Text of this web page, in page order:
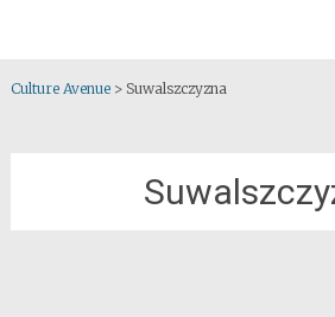
Culture Avenue> Suwalszczyzna